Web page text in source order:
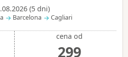
(5 dni)
Barcelona Cagliari
cena od
299